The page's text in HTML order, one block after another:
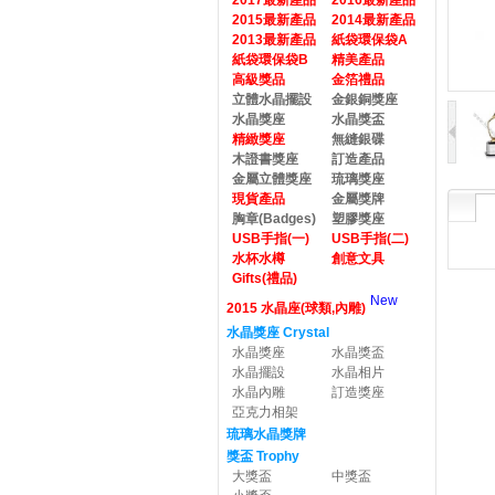
2015最新產品
2014最新產品
2013最新產品
紙袋環保袋A
紙袋環保袋B
精美產品
高級獎品
金箔禮品
立體水晶擺設
金銀銅獎座
水晶獎座
水晶獎盃
精緻獎座
無縫銀碟
木證書獎座
訂造產品
金屬立體獎座
琉璃獎座
現貨產品
金屬獎牌
胸章(Badges)
塑膠獎座
USB手指(一)
USB手指(二)
水杯水樽
創意文具
Gifts(禮品)
2015 水晶座(球類,內雕) New
水晶獎座 Crystal
水晶獎座
水晶獎盃
水晶擺設
水晶相片
水晶內雕
訂造獎座
亞克力相架
琉璃水晶獎牌
獎盃 Trophy
大獎盃
中獎盃